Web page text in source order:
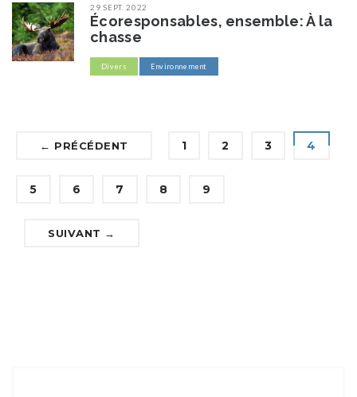
29 SEPT. 2022
Écoresponsables, ensemble: À la
chasse
Divers Environnement
← PRÉCÉDENT 1 2 3 4
5 6 7 8 9
SUIVANT →